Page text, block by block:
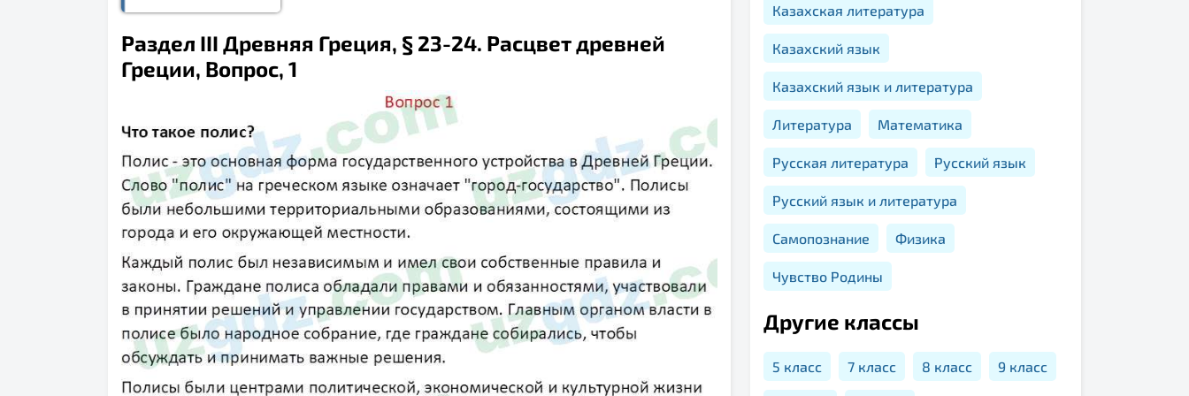
Раздел III Древняя Греция, § 23-24. Расцвет древней
Греции, Вопрос, 1
Казахская литература
Казахский язык
Казахский язык и литература
Литература Математика
Русская литература Русский язык
Русский язык и литература
Самопознание Физика
Чувство Родины
Другие классы
5 класс 7 класс 8 класс 9 класс